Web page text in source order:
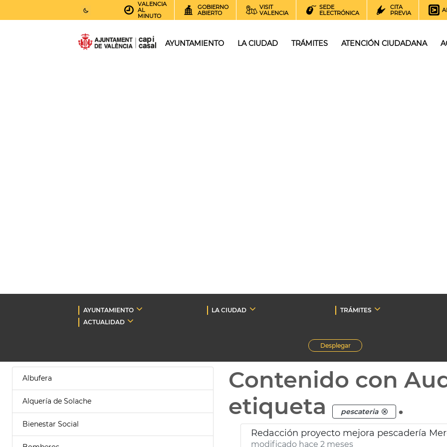
AEMET.GRADOS
VALENCIA
AL
MINUTO
GOBIERNO
ABIERTO
VISIT
VALENCIA
SEDE
ELECTRÓNICA
CITA
PREVIA
AYUNTAMIENTO LA CIUDAD TRÁMITES ATENCIÓN CIUDADANA
AYUNTAMIENTO LA CIUDAD
TRÁMITES
ACTUALIDAD
Desplegar
Albufera
Alquería de Solache
Bienestar Social
Contenido con
etiqueta
pescateria .
Redacción proyecto mejora pescadería
modificado hace 2 meses